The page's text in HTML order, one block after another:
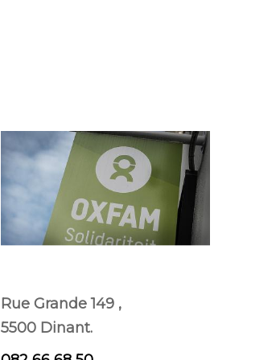
Rue Grande 149 ,
5500 Dinant.